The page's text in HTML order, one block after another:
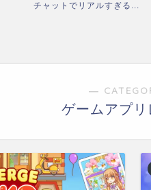
チャットでリアルすぎる...
―
ゲームアプリ